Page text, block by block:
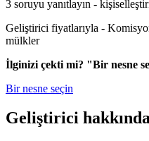
3 soruyu yanıtlayın -
Geliştirici fiyatlarıyla -
mülkler
İlginizi çekti mi? "Bir nesne
Bir nesne seçin
Geliştirici